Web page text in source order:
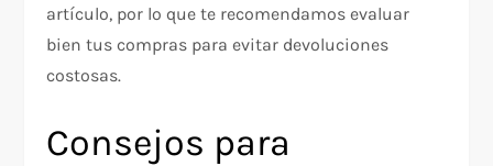
artículo, por lo que te recomendamos evaluar
bien tus compras para evitar devoluciones
costosas.
Consejos para